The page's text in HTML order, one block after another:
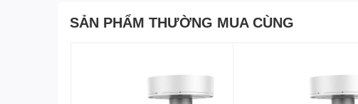
với công nghệ H.265+/H.265/H.264+/H.264, camera này còn
SẢN PHẨM THƯỜNG MUA CÙNG